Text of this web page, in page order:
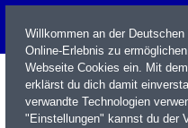
Willkommen an der
Online-Erlebnis zu
Webseite Cookies ein. Mit
erklärst du dich damit
verwandte Technologien
"Einstellungen" kannst du der